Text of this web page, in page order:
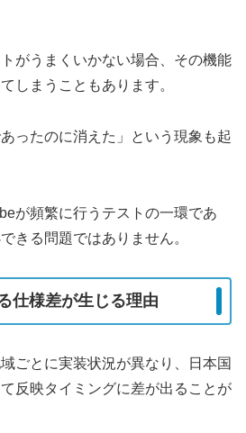
がうまくいかない場合、その機能
しまうこともあります。
ったのに消えた」という現象も起
が頻繁に行うテストの一環であ
きる問題ではありません。
仕様差が生じる理由
ごとに実装状況が異なり、日本国
反映タイミングに差が出ることが